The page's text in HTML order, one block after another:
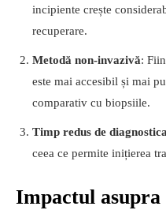
incipiente crește
recuperare.
Metodă non-invazivă:
este mai accesibil și mai
comparativ cu biopsiile.
Timp redus de
ceea ce permite inițierea
Impactul